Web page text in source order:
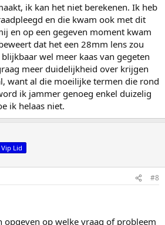
ik kan het niet berekenen. Ik heb
en die kwam ook met dit
en op een gegeven moment kwam
dat het een 28mm lens zou
wel meer kaas van gegeten
meer duidelijkheid over krijgen
want al die moeilijke termen die rond
ik jammer genoeg enkel duizelig
ik helaas niet.
Vip Lid
#8
opgeven op welke vraag of probleem